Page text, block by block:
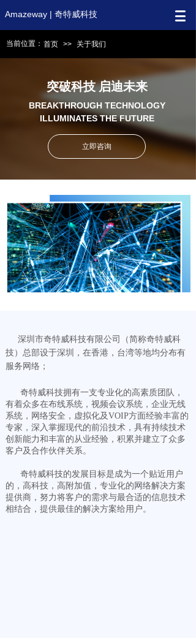
Amazeway | 奇特威科技
突破科技 启迪未来
当前位置： 首页 >> 关于我们
BREAKTHROUGH TECHNOLOGY
ILLUMINATES THE FUTURE
立即咨询
深圳市奇特威科技有限公司（简称奇特威科
技）总部设于深圳，在香港，台湾等地均分布有
服务网络；
奇特威科技拥有一支专业化的高素质团队，
有着众多在布线系统，视频会议系统，企业无线
系统，网络安全，虚拟化及VOIP方面经验丰富的
专家，深入掌握现代的前沿技术，具有持续技术
创新能力和丰富的从业经验，积累并建立了众多
客户及合作伙伴关系。
奇特威科技的发展目标是成为一个贴近用户
的，高科技，高附加值，专业化的网络解决方案
提供商，努力将客户的需求与最合适的信息技术
相结合，提供最佳的解决方案给用户。